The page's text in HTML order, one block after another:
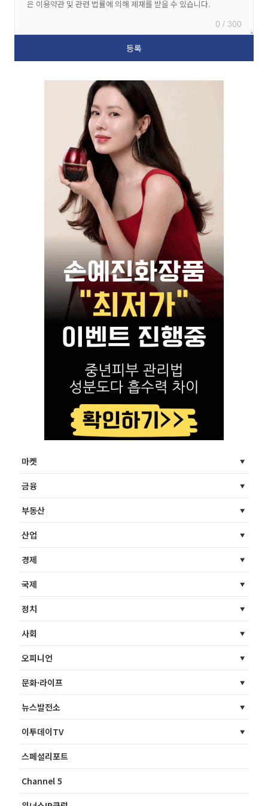
0 / 300
마켓
금융
부동산
산업
경제
국제
정치
사회
오피니언
문화·라이프
뉴스발전소
이투데이TV
스페셜리포트
Channel 5